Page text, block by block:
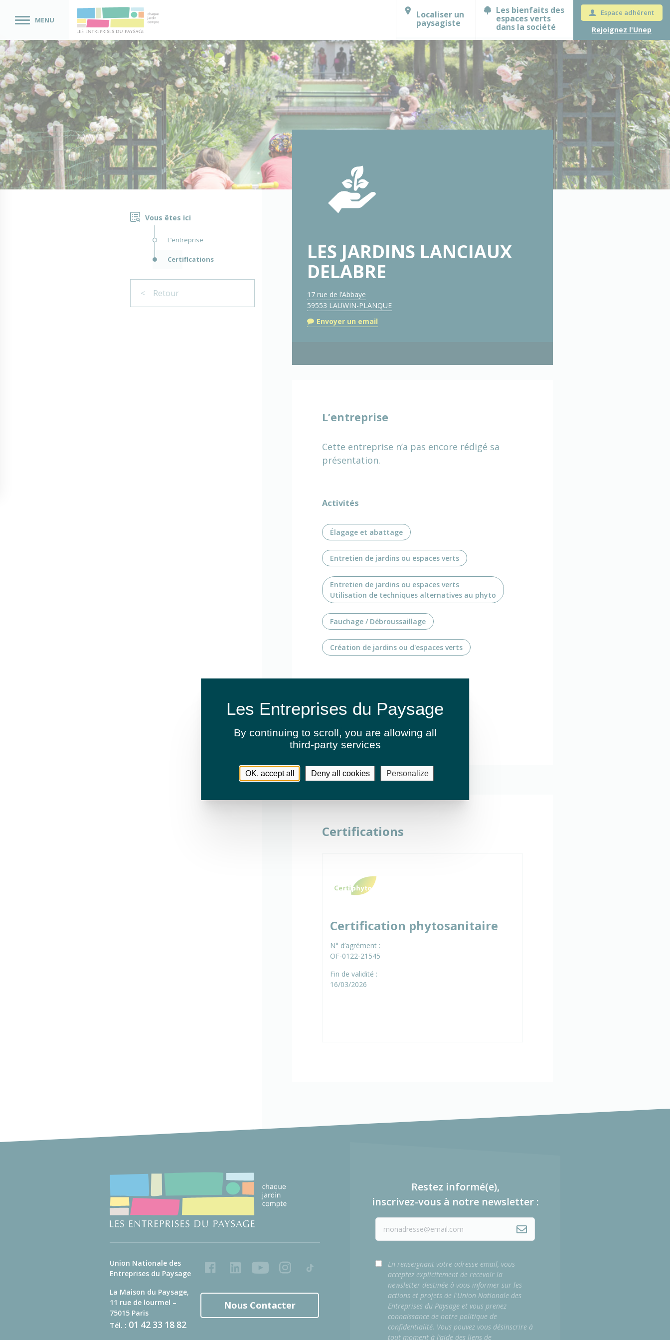
MENU Localiser un
paysagiste
Les bienfaits des
espaces verts
dans la société
Espace adhérent
Rejoignez l'Unep
Vous êtes ici
L’entreprise
Certifications
< Retour
LES JARDINS LANCIAUX
DELABRE
17 rue de l’Abbaye
59553 LAUWIN-PLANQUE
Envoyer un email
L’entreprise
Cette entreprise n’a pas encore rédigé sa
présentation.
Activités
Élagage et abattage
Entretien de jardins ou espaces verts
Entretien de jardins ou espaces verts
Utilisation de techniques alternatives au phyto
Fauchage / Débroussaillage
Création de jardins ou d'espaces verts
Certifications
Certification phytosanitaire
N° d’agrément :
OF-0122-21545
Fin de validité :
16/03/2026
Union Nationale des
Entreprises du Paysage
La Maison du Paysage,
11 rue de lourmel –
75015 Paris
Tél. : 01 42 33 18 82
FacebookLinkedInYoutubeInstagram
Tiktok
Nous Contacter
Restez informé(e),
inscrivez-vous à notre newsletter :
En renseignant votre adresse email, vous
acceptez explicitement de recevoir la
newsletter destinée à vous informer sur les
actions et projets de l'Union Nationale des
Entreprises du Paysage et vous prenez
connaissance de notre politique de
confidentialité. Vous pouvez vous désinscrire à
tout moment à l’aide des liens de
By continuing to scroll, you are allowing all
third-party services
OK, accept all Deny all cookies Personalize